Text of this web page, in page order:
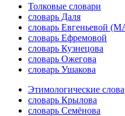
Толковые словари
словарь Даля
словарь Евгеньевой
словарь Ефремовой
словарь Кузнецова
словарь Ожегова
словарь Ушакова
Этимологические
словарь Крылова
словарь Семёнова